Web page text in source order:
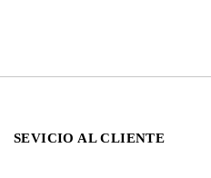
SEVICIO AL CLIENTE